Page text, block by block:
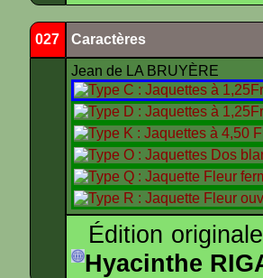
027 Caractères
Jean de LA BRUYÈRE
Édition
Hyacinthe